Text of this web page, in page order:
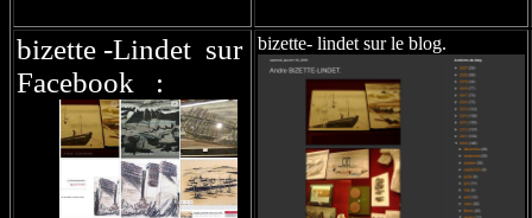
bizette -Lindet sur
Facebook :
bizette- lindet sur le blog.